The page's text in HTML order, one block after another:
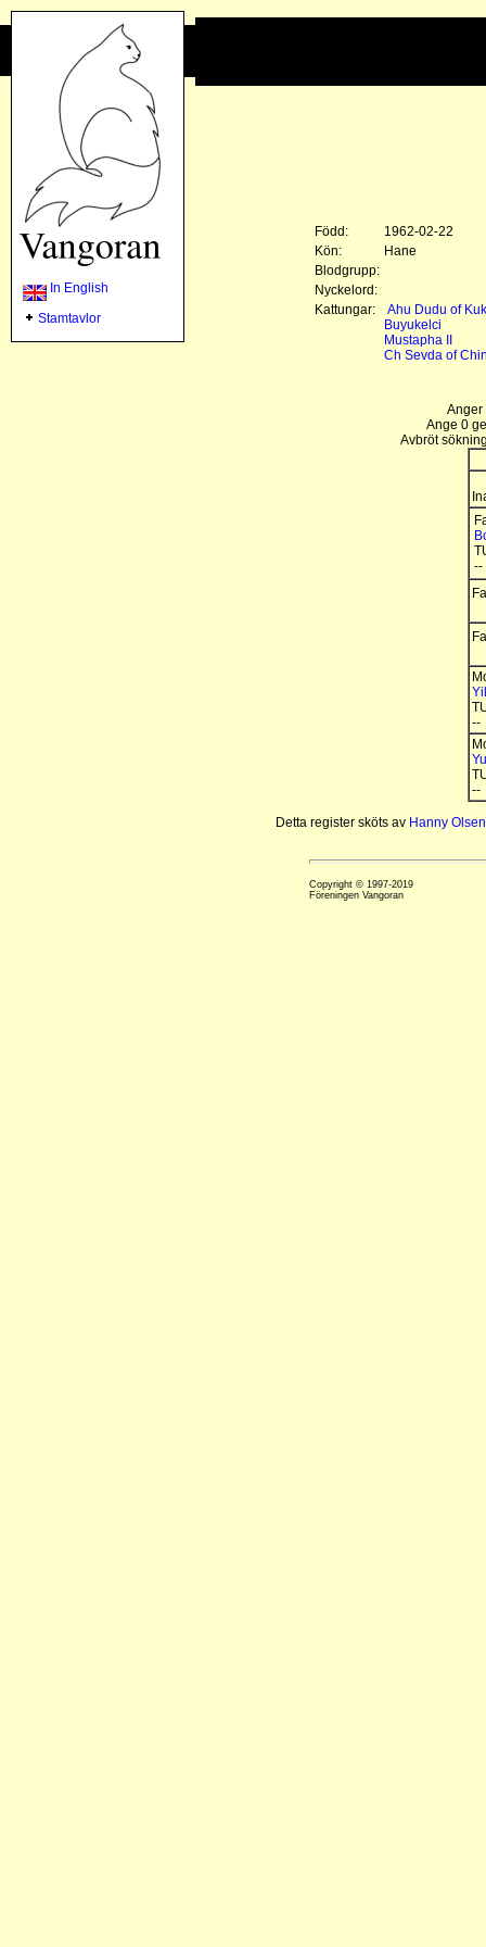
In English
Stamtavlor
Född:
1962-02-22
Kön:
Hane
Blodgrupp:
Nyckelord:
Kattungar:
Ahu Dudu of
Buyukelci
Mustapha II
Ch Sevda of
Anger
Ange 0
Avbröt
--
--
--
Detta register sköts av Hanny Olsen
Copyright © 1997-2019
Föreningen Vangoran